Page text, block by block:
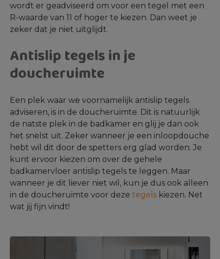
wordt er geadviseerd om voor een tegel met een
R-waarde van 11 of hoger te kiezen. Dan weet je
zeker dat je niet uitglijdt.
Antislip tegels in je
doucheruimte
Een plek waar we voornamelijk antislip tegels
adviseren, is in de doucheruimte. Dit is natuurlijk
de natste plek in de badkamer en glij je dan ook
het snelst uit. Zeker wanneer je een inloopdouche
hebt wil dit door de spetters erg glad worden. Je
kunt ervoor kiezen om over de gehele
badkamervloer antislip tegels te leggen. Maar
wanneer je dit liever niet wil, kun je dus ook alleen
in de doucheruimte voor deze tegels kiezen. Net
wat jij fijn vindt!